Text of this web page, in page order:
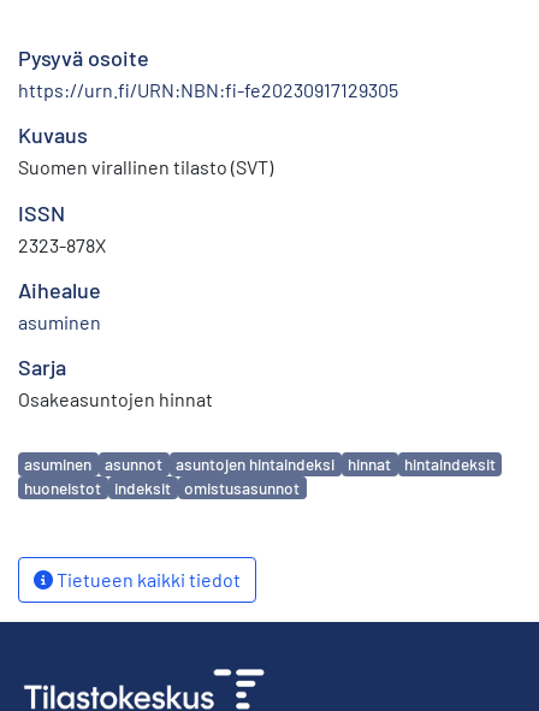
Pysyvä osoite
https://urn.fi/URN:NBN:fi-fe20230917129305
Kuvaus
Suomen virallinen tilasto (SVT)
ISSN
2323-878X
Aihealue
asuminen
Sarja
Osakeasuntojen hinnat
Avainsanat
asuminen asunnot asuntojen hintaindeksi hinnat
hintaindeksit
huoneistot
indeksit omistusasunnot
Tietueen kaikki tiedot